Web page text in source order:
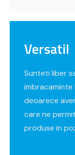
Versatil
Sunteti liber
deoarece
care ne
produse in